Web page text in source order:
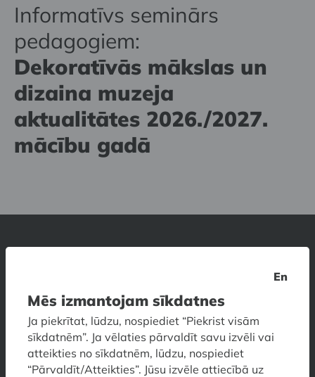
Informatīvs seminārs
pedagogiem:
Dekoratīvās mākslas un
dizaina muzeja
aktualitātes 2026./2027.
mācību gadā
Kontakti Darba laiks Cenas
Kā nokļūt
Piekļūstamība
Skolām Muzeja veikals
Muzeja restorāns
Vizuālais ceļvedis muzejā
En
Mēs izmantojam sīkdatnes
Ja piekrītat, lūdzu, nospiediet “Piekrist visām
sīkdatnēm”. Ja vēlaties pārvaldīt savu izvēli vai
atteikties no sīkdatnēm, lūdzu, nospiediet
“Pārvaldīt/Atteikties”. Jūsu izvēle attiecībā uz